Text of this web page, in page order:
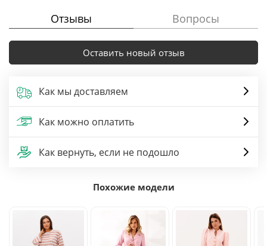
Отзывы Вопросы
Оставить новый отзыв
Как мы доставляем
Как можно оплатить
Как вернуть, если не подошло
Похожие модели